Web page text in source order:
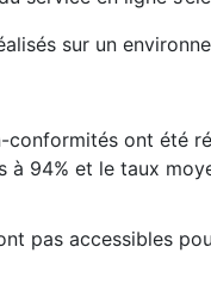
sur un
ont été
à 94% et le taux
pas accessibles